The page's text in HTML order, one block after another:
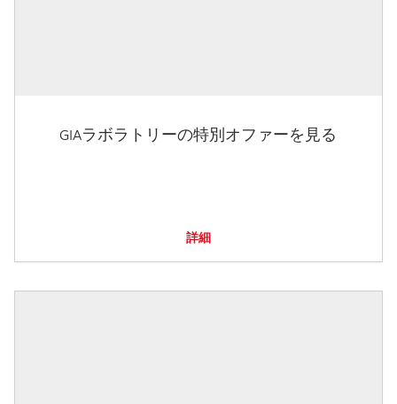
GIAラボラトリーの特別オファーを見る
詳細